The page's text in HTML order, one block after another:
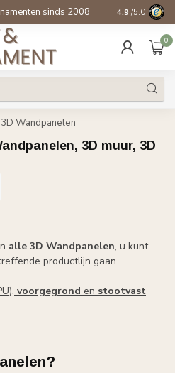
sinds 2008 4.9 /5.0
0
3D Wandpanelen
3D muur, 3D
alle 3D Wandpanelen, u kunt
productlijn gaan.
voorgegrond en stootvast